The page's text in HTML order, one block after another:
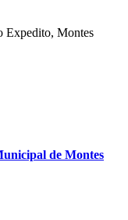
Expedito, Montes
de Montes